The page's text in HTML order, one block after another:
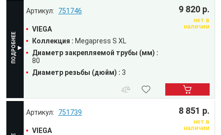
751739
VIEGA
8 851 р.
нет в
наличии
751746
VIEGA
Коллекция : Megapress S XL
Диаметр закрепляемой трубы (мм) :
80
Диаметр резьбы (дюйм) : 3
9 820 р.
нет в
наличии